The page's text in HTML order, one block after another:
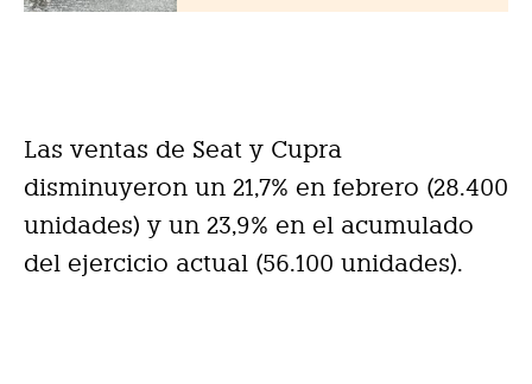
Las ventas de Seat y Cupra
disminuyeron un 21,7% en febrero (28.400
unidades) y un 23,9% en el acumulado
del ejercicio actual (56.100 unidades).